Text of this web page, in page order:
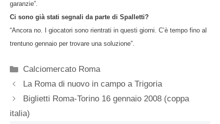
garanzie”.
Ci sono già stati segnali da parte di Spalletti?
“Ancora no. I giocatori sono rientrati in questi giorni. C’è tempo fino al
trentuno gennaio per trovare una soluzione”.
Categorie
Calciomercato Roma
La Roma di nuovo in campo a Trigoria
Biglietti Roma-Torino 16 gennaio 2008 (coppa
italia)